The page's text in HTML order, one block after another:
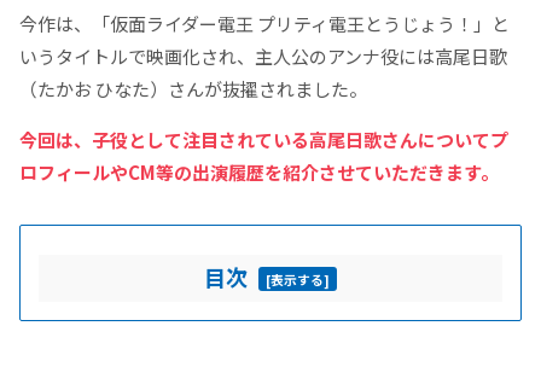
今作は、「仮面ライダー電王 プリティ電王とうじょう！」と
いうタイトルで映画化され、主人公のアンナ役には高尾日歌
（たかお ひなた）さんが抜擢されました。
今回は、子役として注目されている高尾日歌さんについてプ
ロフィールやCM等の出演履歴を紹介させていただきます。
目次 [表示する]